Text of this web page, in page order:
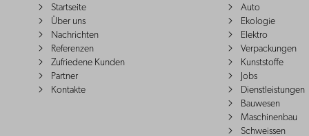
Startseite
Über uns
Nachrichten
Referenzen
Zufriedene Kunden
Partner
Kontakte
Auto
Ekologie
Elektro
Verpackungen
Kunststoffe
Jobs
Dienstleistungen
Bauwesen
Maschinenbau
Schweissen